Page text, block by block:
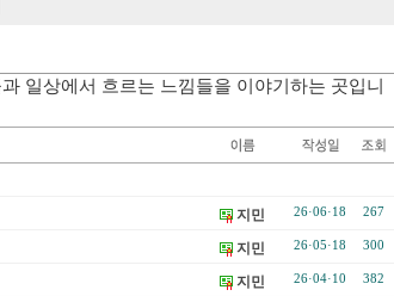
일상에서 흐르는 느낌들을 이야기하는 곳입니
지민 26·06·18 267
지민 26·05·18 300
지민 26·04·10 382